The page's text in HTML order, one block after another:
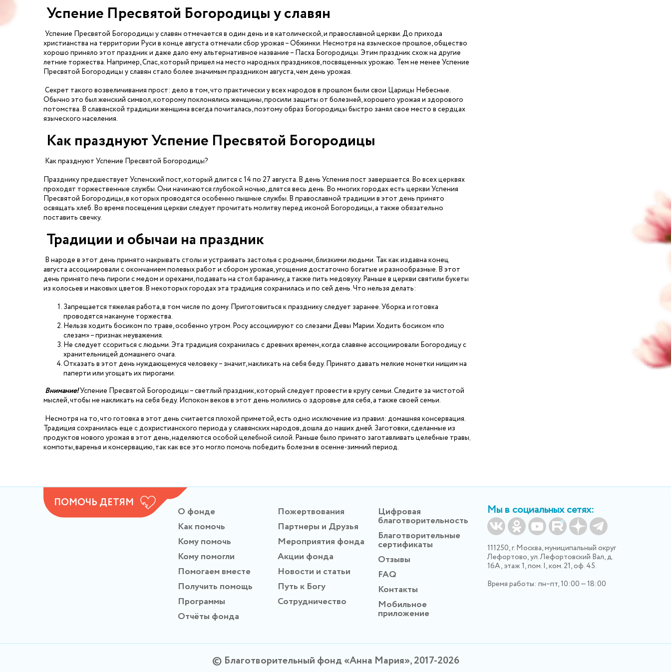
Успение Пресвятой Богородицы у славян
Успение Пресвятой Богородицы у славян отмечается в один день и в католической, и православной церкви. До прихода
христианства на территории Руси в конце августа отмечали сбор урожая – Обжинки. Несмотря на языческое прошлое, общество
хорошо приняло этот праздник и даже дало ему альтернативное название – Пасха Богородицы. Этим праздник схож на другие
летние торжества. Например, Спас, который пришел на место народных праздников, посвященных урожаю. Тем не менее Успение
Пресвятой Богородицы у славян стало более значимым праздником августа, чем день урожая.
Секрет такого возвеличивания прост: дело в том, что практически у всех народов в прошлом были свои Царицы Небесные.
Обычно это был женский символ, которому поклонялись женщины, просили защиты от болезней, хорошего урожая и здорового
потомства. В славянской традиции женщина всегда почиталась, поэтому образ Богородицы быстро занял свое место в сердцах
языческого населения.
Как празднуют Успение Пресвятой Богородицы
Как празднуют Успение Пресвятой Богородицы?
Празднику предшествует Успенский пост, который длится с 14 по 27 августа. В день Успения пост завершается. Во всех церквях
проходят торжественные службы. Они начинаются глубокой ночью, длятся весь день. Во многих городах есть церкви Успения
Пресвятой Богородицы, в которых проводятся особенно пышные службы. В православной традиции в этот день принято
освящать хлеб. Во время посещения церкви следует прочитать молитву перед иконой Богородицы, а также обязательно
поставить свечку.
Традиции и обычаи на праздник
В народе в этот день принято накрывать столы и устраивать застолья с родными, близкими людьми. Так как издавна конец
августа ассоциировали с окончанием полевых работ и сбором урожая, угощения достаточно богатые и разнообразные. В этот
день принято печь пироги с медом и орехами, подавать на стол баранину, а также пить медовуху. Раньше в церкви святили букеты
из колосьев и маковых цветов. В некоторых городах эта традиция сохранилась и по сей день. Что нельзя делать:
Запрещается тяжелая работа, в том числе по дому. Приготовиться к празднику следует заранее. Уборка и готовка
проводятся накануне торжества.
Нельзя ходить босиком по траве, особенно утром. Росу ассоциируют со слезами Девы Марии. Ходить босиком «по
слезам» – признак неуважения.
Не следует ссориться с людьми. Эта традиция сохранилась с древних времен, когда славяне ассоциировали Богородицу с
хранительницей домашнего очага.
Отказать в этот день нуждающемуся человеку – значит, накликать на себя беду. Принято давать мелкие монетки нищим на
паперти или угощать их пирогами.
Внимание!Успение Пресвятой Богородицы – светлый праздник, который следует провести в кругу семьи. Следите за чистотой
мыслей, чтобы не накликать на себя беду. Испокон веков в этот день молились о здоровье для себя, а также своей семьи.
Несмотря на то, что готовка в этот день считается плохой приметой, есть одно исключение из правил: домашняя консервация.
Традиция сохранилась еще с дохристианского периода у славянских народов, дошла до наших дней. Заготовки, сделанные из
продуктов нового урожая в этот день, наделяются особой целебной силой. Раньше было принято заготавливать целебные травы,
компоты, варенья и консервацию, так как все это могло помочь победить болезни в осенне-зимний период.
ПОМОЧЬ ДЕТЯМ
О фонде
Как помочь
Кому помочь
Кому помогли
Помогаем вместе
Получить помощь
Программы
Отчёты фонда
Пожертвования
Партнеры и Друзья
Мероприятия фонда
Акции фонда
Новости и статьи
Путь к Богу
Сотрудничество
Цифровая
благотворительность
Благотворительные
сертификаты
Отзывы
FAQ
Контакты
Мобильное
приложение
Мы в социальных сетях:
111250, г. Москва, муниципальный округ
Лефортово, ул. Лефортовский Вал, д.
16А, этаж 1, пом. I, ком. 21, оф. 45.
Время работы: пн–пт, 10:00 — 18:00
© Благотворительный фонд «Анна Мария», 2017-2026